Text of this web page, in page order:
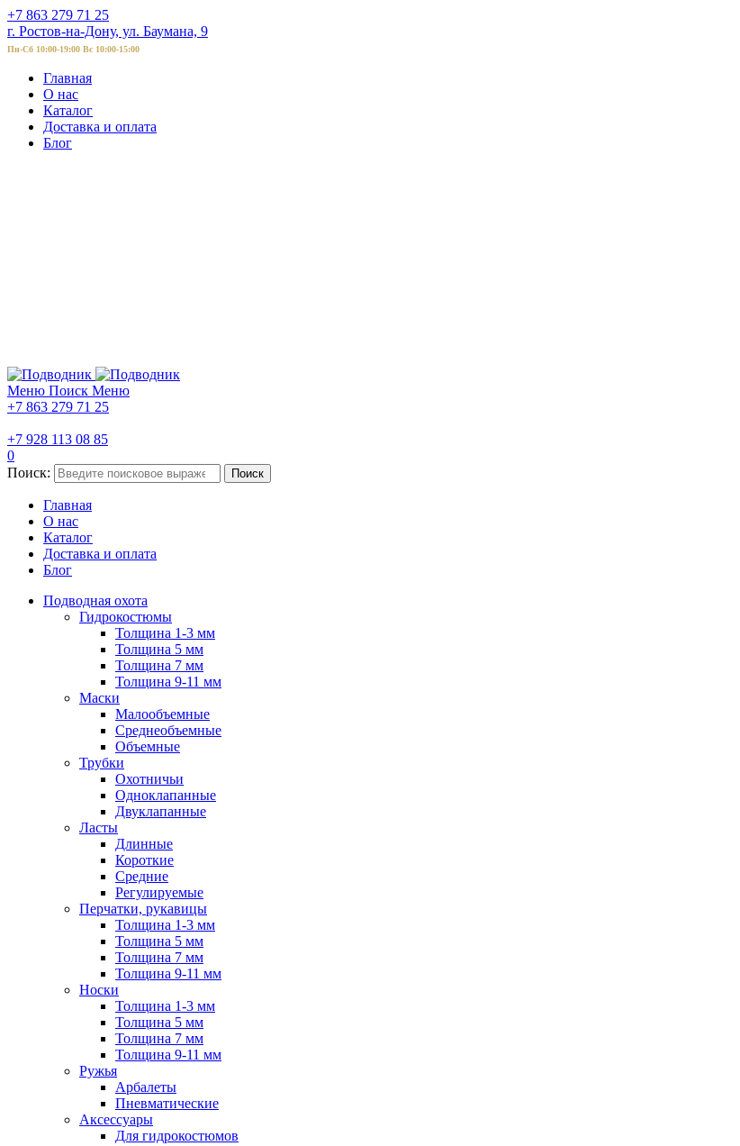
+7 863 279 71 25
г. Ростов-на-Дону, ул. Баумана, 9
Пн-Сб 10:00-19:00 Вс 10:00-15:00
Главная
О нас
Каталог
Доставка и оплата
Блог
Меню Поиск Меню
+7 863 279 71 25
+7 928 113 08 85
0
Поиск:
Поиск
Главная
О нас
Каталог
Доставка и оплата
Блог
Подводная охота
Гидрокостюмы
Толщина 1-3 мм
Толщина 5 мм
Толщина 7 мм
Толщина 9-11 мм
Маски
Малообъемные
Среднеобъемные
Объемные
Трубки
Охотничьи
Одноклапанные
Двуклапанные
Ласты
Длинные
Короткие
Средние
Регулируемые
Перчатки, рукавицы
Толщина 1-3 мм
Толщина 5 мм
Толщина 7 мм
Толщина 9-11 мм
Носки
Толщина 1-3 мм
Толщина 5 мм
Толщина 7 мм
Толщина 9-11 мм
Ружья
Арбалеты
Пневматические
Аксессуары
Для гидрокостюмов